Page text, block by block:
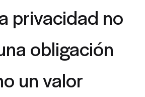
privacidad no
obligación
un valor